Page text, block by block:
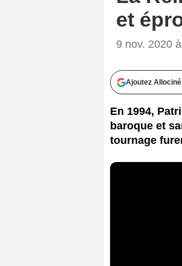
et
9 nov. 2020
Ajoutez
En 1994,
baroque et
tournage